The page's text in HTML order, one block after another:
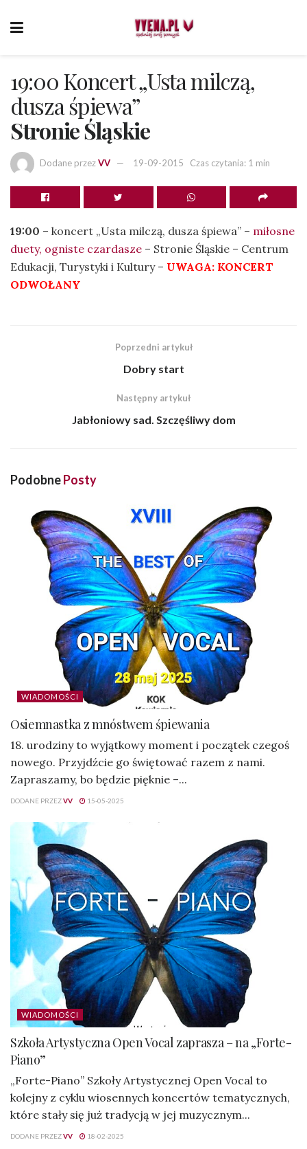
19:00 Koncert „Usta milczą,
dusza śpiewa”
Stronie Śląskie
Dodane przezVV 19-09-2015 Czas czytania: 1 min
19:00 – koncert „Usta milczą, dusza śpiewa” – miłosne
duety, ogniste czardasze – Stronie Śląskie – Centrum
Edukacji, Turystyki i Kultury – UWAGA: KONCERT
ODWOŁANY
Poprzedni artykuł
Dobry start
Następny artykuł
Jabłoniowy sad. Szczęśliwy dom
PodobnePosty
WIADOMOŚCI
Osiemnastka z mnóstwem śpiewania
18. urodziny to wyjątkowy moment i początek czegoś
nowego. Przyjdźcie go świętować razem z nami.
Zapraszamy, bo będzie pięknie –...
DODANE PRZEZVV 15-05-2025
WIADOMOŚCI
Szkoła Artystyczna Open Vocal zaprasza – na „Forte-
Piano”
„Forte-Piano” Szkoły Artystycznej Open Vocal to
kolejny z cyklu wiosennych koncertów tematycznych,
które stały się już tradycją w jej muzycznym...
DODANE PRZEZVV 18-02-2025